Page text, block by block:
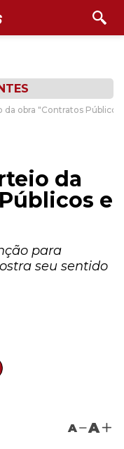
da obra "Contratos
da
e
para
seu sentido
A A